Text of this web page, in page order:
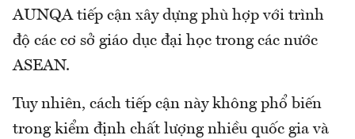
AUNQA tiếp cận xây dựng phù hợp với trình
độ các cơ sở giáo dục đại học trong các nước
ASEAN.
Tuy nhiên, cách tiếp cận này không phổ biến
trong kiểm định chất lượng nhiều quốc gia và